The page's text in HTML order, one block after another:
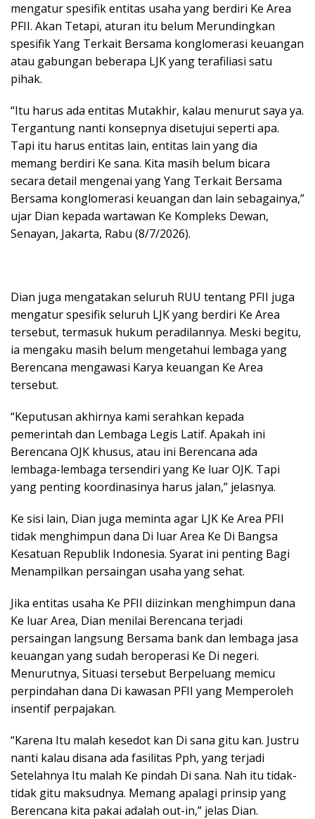
mengatur spesifik entitas usaha yang berdiri Ke Area
PFII. Akan Tetapi, aturan itu belum Merundingkan
spesifik Yang Terkait Bersama konglomerasi keuangan
atau gabungan beberapa LJK yang terafiliasi satu
pihak.
“Itu harus ada entitas Mutakhir, kalau menurut saya ya.
Tergantung nanti konsepnya disetujui seperti apa.
Tapi itu harus entitas lain, entitas lain yang dia
memang berdiri Ke sana. Kita masih belum bicara
secara detail mengenai yang Yang Terkait Bersama
Bersama konglomerasi keuangan dan lain sebagainya,”
ujar Dian kepada wartawan Ke Kompleks Dewan,
Senayan, Jakarta, Rabu (8/7/2026).
Dian juga mengatakan seluruh RUU tentang PFII juga
mengatur spesifik seluruh LJK yang berdiri Ke Area
tersebut, termasuk hukum peradilannya. Meski begitu,
ia mengaku masih belum mengetahui lembaga yang
Berencana mengawasi Karya keuangan Ke Area
tersebut.
“Keputusan akhirnya kami serahkan kepada
pemerintah dan Lembaga Legis Latif. Apakah ini
Berencana OJK khusus, atau ini Berencana ada
lembaga-lembaga tersendiri yang Ke luar OJK. Tapi
yang penting koordinasinya harus jalan,” jelasnya.
Ke sisi lain, Dian juga meminta agar LJK Ke Area PFII
tidak menghimpun dana Di luar Area Ke Di Bangsa
Kesatuan Republik Indonesia. Syarat ini penting Bagi
Menampilkan persaingan usaha yang sehat.
Jika entitas usaha Ke PFII diizinkan menghimpun dana
Ke luar Area, Dian menilai Berencana terjadi
persaingan langsung Bersama bank dan lembaga jasa
keuangan yang sudah beroperasi Ke Di negeri.
Menurutnya, Situasi tersebut Berpeluang memicu
perpindahan dana Di kawasan PFII yang Memperoleh
insentif perpajakan.
“Karena Itu malah kesedot kan Di sana gitu kan. Justru
nanti kalau disana ada fasilitas Pph, yang terjadi
Setelahnya Itu malah Ke pindah Di sana. Nah itu tidak-
tidak gitu maksudnya. Memang apalagi prinsip yang
Berencana kita pakai adalah out-in,” jelas Dian.